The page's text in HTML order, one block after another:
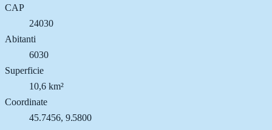
CAP
24030
Abitanti
6030
Superficie
10,6 km²
Coordinate
45.7456, 9.5800